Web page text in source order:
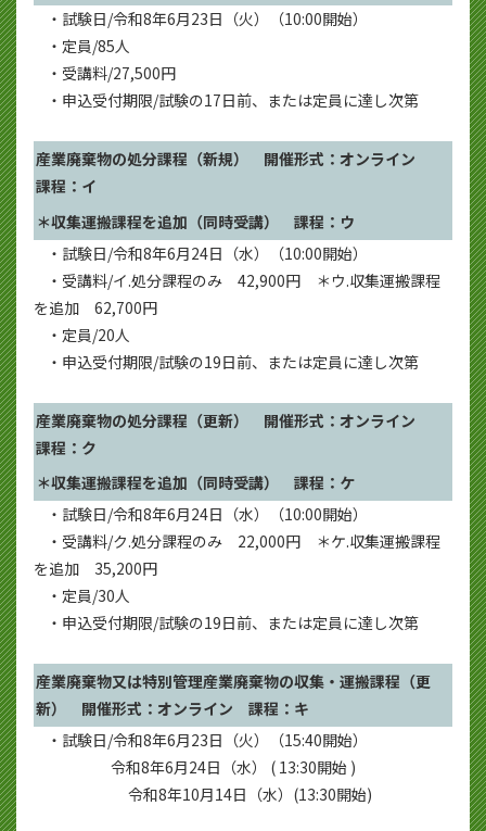
・試験日/令和8年6月23日（火）（10:00開始）
・定員/85人
・受講料/27,500円
・申込受付期限/試験の17日前、または定員に達し次第
産業廃棄物の処分課程（新規） 開催形式：オンライン
課程：イ
＊収集運搬課程を追加（同時受講） 課程：ウ
・試験日/令和8年6月24日（水）（10:00開始）
・受講料/イ.処分課程のみ 42,900円 ＊ウ.収集運搬課程
を追加 62,700円
・定員/20人
・申込受付期限/試験の19日前、または定員に達し次第
産業廃棄物の処分課程（更新） 開催形式：オンライン
課程：ク
＊収集運搬課程を追加（同時受講） 課程：ケ
・試験日/令和8年6月24日（水）（10:00開始）
・受講料/ク.処分課程のみ 22,000円 ＊ケ.収集運搬課程
を追加 35,200円
・定員/30人
・申込受付期限/試験の19日前、または定員に達し次第
産業廃棄物又は特別管理産業廃棄物の収集・運搬課程（更
新） 開催形式：オンライン 課程：キ
・試験日/令和8年6月23日（火）（15:40開始）
令和8年6月24日（水） ( 13:30開始 )
令和8年10月14日（水）(13:30開始)